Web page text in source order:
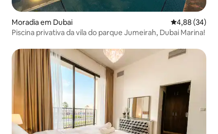
Moradia em Dubai Classificação
4,88 (34)
Piscina privativa da vila do parque Jumeirah, Dubai Marina!